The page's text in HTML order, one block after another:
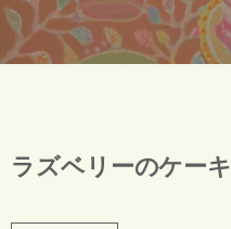
ラズベリーのケーキ